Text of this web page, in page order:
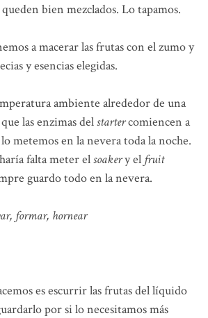
bien mezclados. Lo tapamos.
a macerar las frutas con el zumo y
y esencias elegidas.
ambiente alrededor de una
las enzimas delstartercomiencen a
metemos en la nevera toda la noche.
falta meter elsoakery el fruit
guardo todo en la nevera.
formar, hornear
es escurrir las frutas del líquido
por si lo necesitamos más